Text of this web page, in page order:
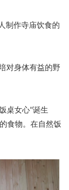
制作寺庙饮食的
对身体有益的野
桌女心"诞生
食物。在自然饭